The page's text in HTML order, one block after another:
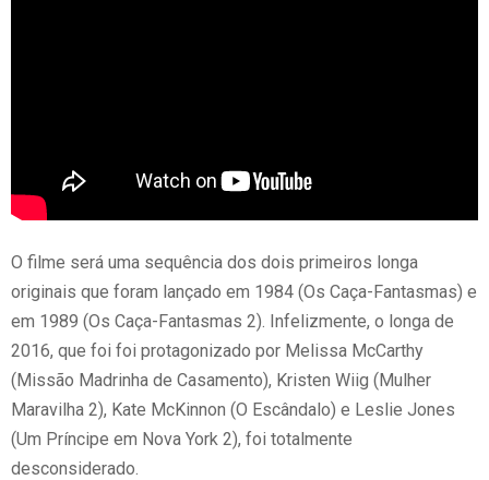
O filme será uma sequência dos dois primeiros longa
originais que foram lançado em 1984 (Os Caça-Fantasmas) e
em 1989 (Os Caça-Fantasmas 2). Infelizmente, o longa de
2016, que foi foi protagonizado por Melissa McCarthy
(Missão Madrinha de Casamento), Kristen Wiig (Mulher
Maravilha 2), Kate McKinnon (O Escândalo) e Leslie Jones
(Um Príncipe em Nova York 2), foi totalmente
desconsiderado.